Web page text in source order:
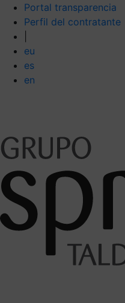
Portal transparencia
Perfil del contratante
eu
es
en